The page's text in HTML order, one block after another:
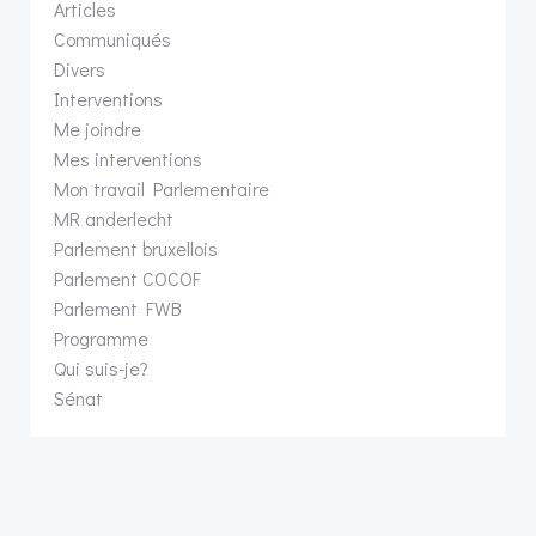
Articles
Communiqués
Divers
Interventions
Me joindre
Mes interventions
Mon travail Parlementaire
MR anderlecht
Parlement bruxellois
Parlement COCOF
Parlement FWB
Programme
Qui suis-je?
Sénat